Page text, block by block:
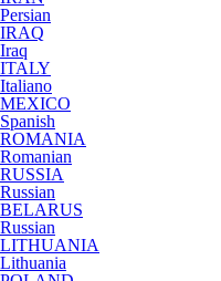
Persian
IRAQ
Iraq
ITALY
Italiano
MEXICO
Spanish
ROMANIA
Romanian
RUSSIA
Russian
BELARUS
Russian
LITHUANIA
Lithuania